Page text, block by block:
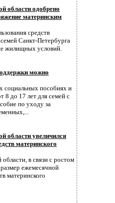
области одобрено
материнским
средств
Санкт-Петербурга
жилищных условий.
можно
социальных пособиях и
8 до 17 лет для семей с
по уходу за
области увеличился
материнского
в связи с ростом
ежемесячной
материнского